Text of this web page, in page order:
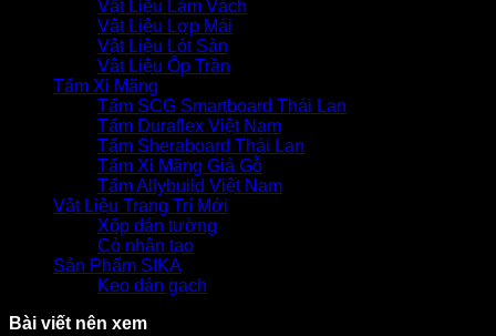
Vật Liệu Làm Vách
Vật Liệu Lợp Mái
Vật Liệu Lót Sàn
Vật Liệu Ốp Trần
Tấm Xi Măng
Tấm SCG Smartboard Thái Lan
Tấm Duraflex Việt Nam
Tấm Sheraboard Thái Lan
Tấm Xi Măng Giả Gỗ
Tấm Allybuild Việt Nam
Vật Liệu Trang Trí Mới
Xốp dán tường
Cỏ nhân tạo
Sản Phẩm SIKA
Keo dán gạch
Bài viết nên xem